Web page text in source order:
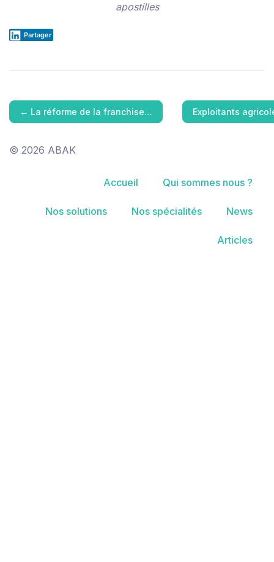
apostilles
Partager
← La réforme de la franchise… Exploitants
© 2026 ABAK
Accueil Qui sommes nous ?
Nos solutions Nos spécialités News
Articles